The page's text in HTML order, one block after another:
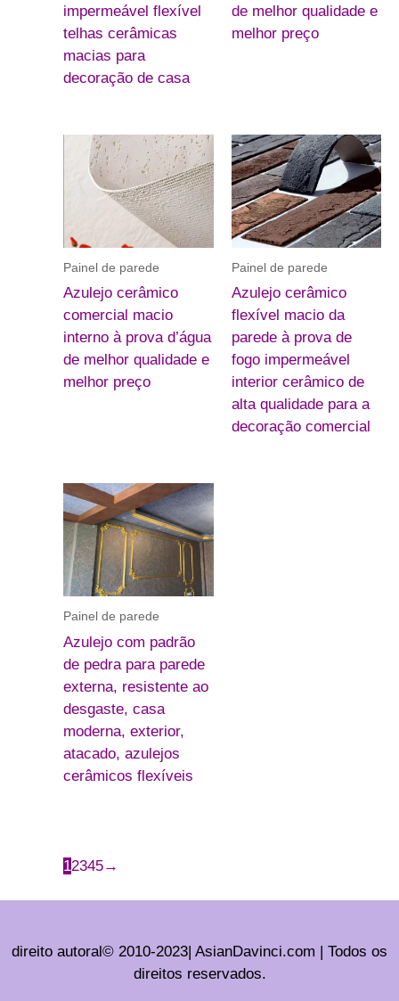
impermeável flexível
telhas cerâmicas
macias para
decoração de casa
de melhor qualidade e
melhor preço
Painel de parede
Azulejo cerâmico
comercial macio
interno à prova d’água
de melhor qualidade e
melhor preço
Painel de parede
Azulejo cerâmico
flexível macio da
parede à prova de
fogo impermeável
interior cerâmico de
alta qualidade para a
decoração comercial
Painel de parede
Azulejo com padrão
de pedra para parede
externa, resistente ao
desgaste, casa
moderna, exterior,
atacado, azulejos
cerâmicos flexíveis
12345→
direito autoral© 2010-2023| AsianDavinci.com | Todos os
direitos reservados.